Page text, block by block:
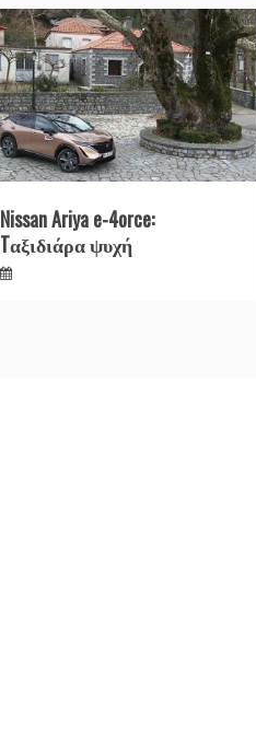
Nissan Ariya e-4orce:
Tαξιδιάρα ψυχή